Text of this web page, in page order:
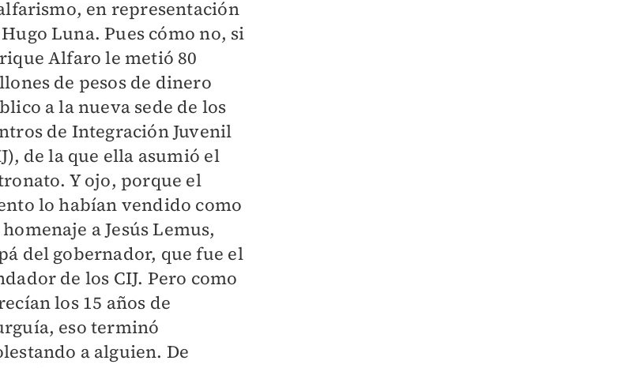
en representación
Luna. Pues cómo no, si
Alfaro le metió 80
de pesos de dinero
a la nueva sede de los
de Integración Juvenil
de la que ella asumió el
Y ojo, porque el
lo habían vendido como
a Jesús Lemus,
del gobernador, que fue el
de los CIJ. Pero como
los 15 años de
eso terminó
a alguien. De